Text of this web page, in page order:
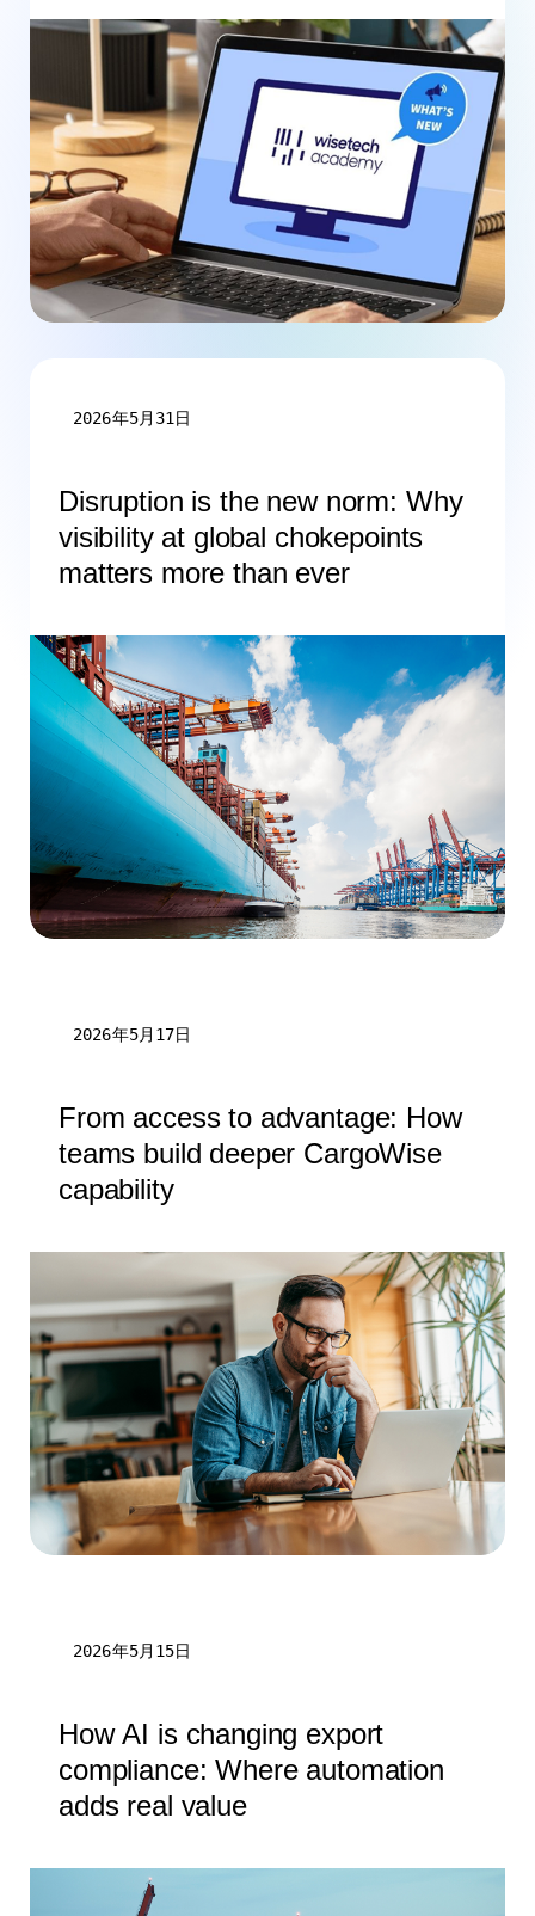
2026年5月31日
Disruption is the new norm: Why
visibility at global chokepoints
matters more than ever
2026年5月17日
From access to advantage: How
teams build deeper CargoWise
capability
2026年5月15日
How AI is changing export
compliance: Where automation
adds real value